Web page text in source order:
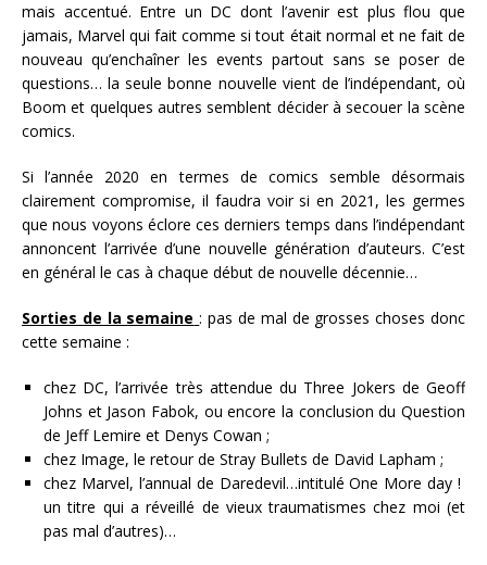
mais accentué. Entre un DC dont l’avenir est plus flou que
jamais, Marvel qui fait comme si tout était normal et ne fait de
nouveau qu’enchaîner les events partout sans se poser de
questions… la seule bonne nouvelle vient de l’indépendant, où
Boom et quelques autres semblent décider à secouer la scène
comics.
Si l’année 2020 en termes de comics semble désormais
clairement compromise, il faudra voir si en 2021, les germes
que nous voyons éclore ces derniers temps dans l’indépendant
annoncent l’arrivée d’une nouvelle génération d’auteurs. C’est
en général le cas à chaque début de nouvelle décennie…
Sorties de la semaine : pas de mal de grosses choses donc
cette semaine :
chez DC, l’arrivée très attendue du Three Jokers de Geoff
Johns et Jason Fabok, ou encore la conclusion du Question
de Jeff Lemire et Denys Cowan ;
chez Image, le retour de Stray Bullets de David Lapham ;
chez Marvel, l’annual de Daredevil…intitulé One More day !
un titre qui a réveillé de vieux traumatismes chez moi (et
pas mal d’autres)…